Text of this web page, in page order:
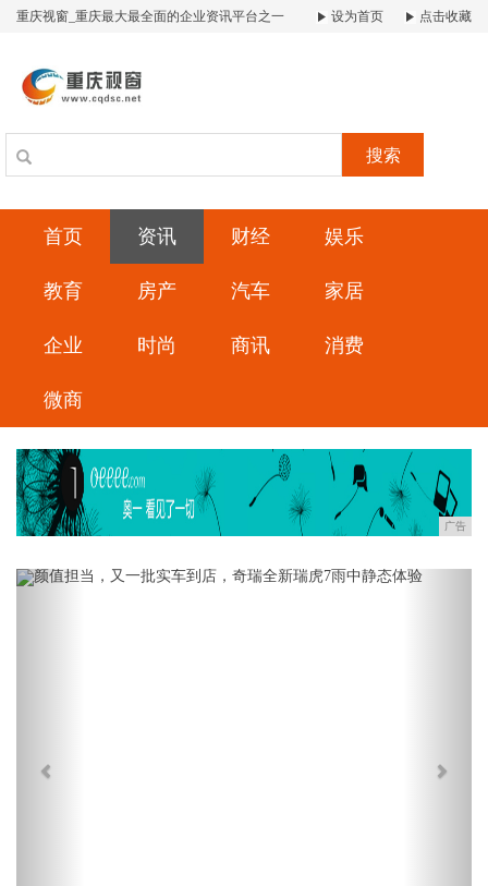
重庆视窗_重庆最大最全面的企业资讯平台之一 设为首页 点击收藏
搜索
首页 资讯 财经 娱乐
教育 房产 汽车 家居
企业 时尚 商讯 消费
微商
广告
Previous